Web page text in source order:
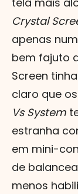
Crystal
apenas
bem fajuto
Screen
claro que
Vs System
estranha
em mini-
de
menos